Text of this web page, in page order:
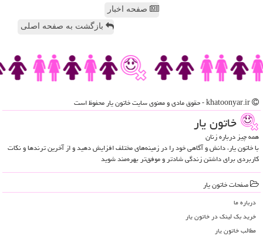
صفحه اخبار
بازگشت به صفحه اصلی
خاتون یار
همه چیز درباره زنان
با خاتون یار، دانش و آگاهی خود را در زمینه‌های مختلف افزایش دهید و از آخرین ترندها و نکات
کاربردی برای داشتن زندگی شادتر و موفق‌تر بهره‌مند شوید
صفحات خاتون یار
درباره ما
خرید بک لینک در خاتون یار
مطالب خاتون یار